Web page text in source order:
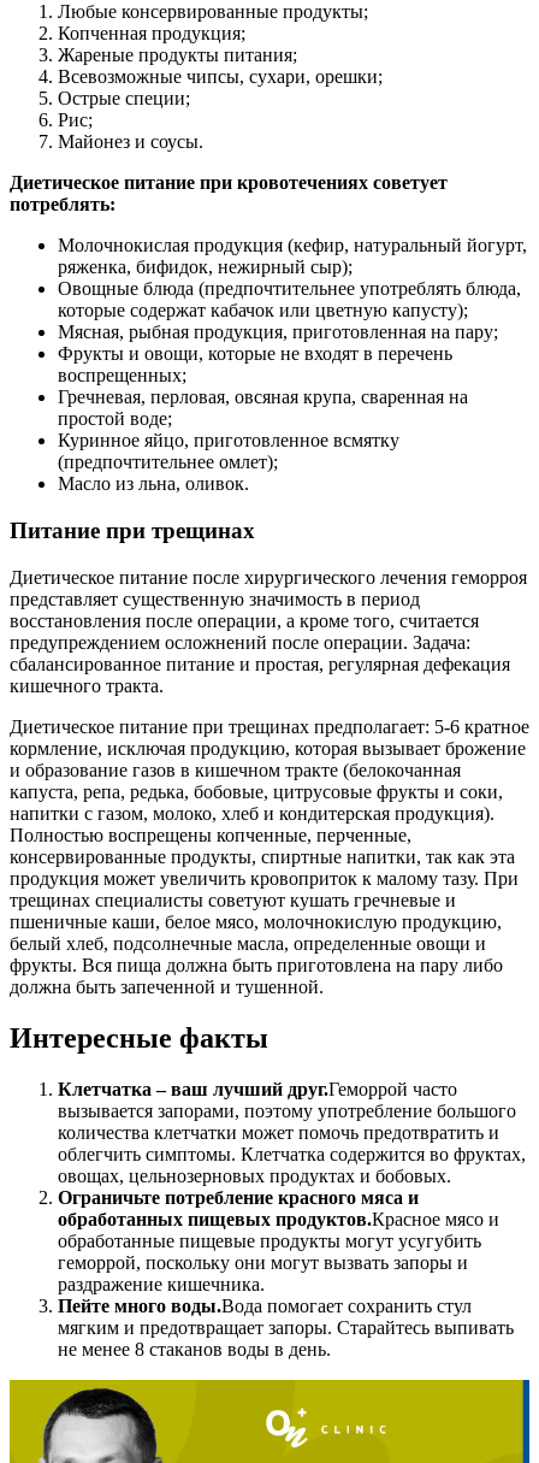
Любые консервированные продукты;
Копченная продукция;
Жареные продукты питания;
Всевозможные чипсы, сухари, орешки;
Острые специи;
Рис;
Майонез и соусы.
Диетическое питание при кровотечениях советует
потреблять:
Молочнокислая продукция (кефир, натуральный йогурт,
ряженка, бифидок, нежирный сыр);
Овощные блюда (предпочтительнее употреблять блюда,
которые содержат кабачок или цветную капусту);
Мясная, рыбная продукция, приготовленная на пару;
Фрукты и овощи, которые не входят в перечень
воспрещенных;
Гречневая, перловая, овсяная крупа, сваренная на
простой воде;
Куринное яйцо, приготовленное всмятку
(предпочтительнее омлет);
Масло из льна, оливок.
Питание при трещинах
Диетическое питание после хирургического лечения геморроя
представляет существенную значимость в период
восстановления после операции, а кроме того, считается
предупреждением осложнений после операции. Задача:
сбалансированное питание и простая, регулярная дефекация
кишечного тракта.
Диетическое питание при трещинах предполагает: 5-6 кратное
кормление, исключая продукцию, которая вызывает брожение
и образование газов в кишечном тракте (белокочанная
капуста, репа, редька, бобовые, цитрусовые фрукты и соки,
напитки с газом, молоко, хлеб и кондитерская продукция).
Полностью воспрещены копченные, перченные,
консервированные продукты, спиртные напитки, так как эта
продукция может увеличить кровоприток к малому тазу. При
трещинах специалисты советуют кушать гречневые и
пшеничные каши, белое мясо, молочнокислую продукцию,
белый хлеб, подсолнечные масла, определенные овощи и
фрукты. Вся пища должна быть приготовлена на пару либо
должна быть запеченной и тушенной.
Интересные факты
Клетчатка – ваш лучший друг.Геморрой часто
вызывается запорами, поэтому употребление большого
количества клетчатки может помочь предотвратить и
облегчить симптомы. Клетчатка содержится во фруктах,
овощах, цельнозерновых продуктах и бобовых.
Ограничьте потребление красного мяса и
обработанных пищевых продуктов.Красное мясо и
обработанные пищевые продукты могут усугубить
геморрой, поскольку они могут вызвать запоры и
раздражение кишечника.
Пейте много воды.Вода помогает сохранить стул
мягким и предотвращает запоры. Старайтесь выпивать
не менее 8 стаканов воды в день.